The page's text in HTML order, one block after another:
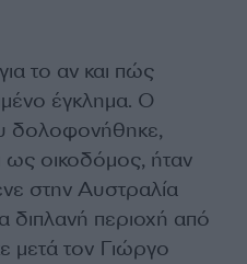
το αν και πώς
έγκλημα. Ο
δολοφονήθηκε,
οικοδόμος, ήταν
στην Αυστραλία
διπλανή περιοχή από
μετά τον Γιώργο